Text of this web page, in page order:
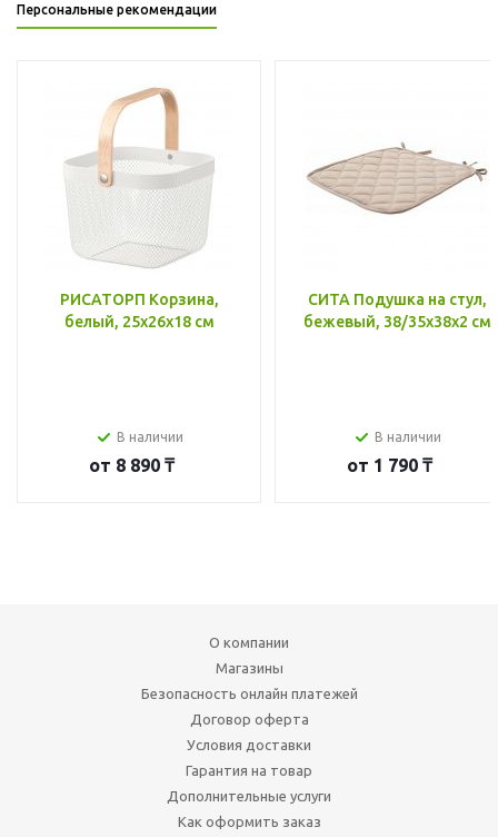
Персональные рекомендации
РИСАТОРП Корзина,
белый, 25x26x18 см
В наличии
от 8 890 ₸
СИТА Подушка на стул,
бежевый, 38/35x38x2 см
В наличии
от 1 790 ₸
О компании
Магазины
Безопасность онлайн платежей
Договор оферта
Условия доставки
Гарантия на товар
Дополнительные услуги
Как оформить заказ